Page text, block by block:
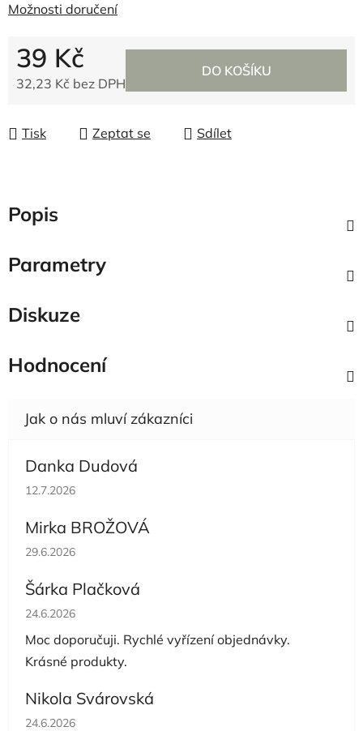
Možnosti doručení
39 Kč
32,23 Kč bez DPH
DO KOŠÍKU
Tisk Zeptat se Sdílet
Popis
Parametry
Diskuze
Hodnocení
Danka Dudová
Hodnocení obchodu je 5 z 5 hvězdiček.
12.7.2026
Mirka BROŽOVÁ
Hodnocení obchodu je 5 z 5 hvězdiček.
29.6.2026
Šárka Plačková
Hodnocení obchodu je 5 z 5 hvězdiček.
24.6.2026
Moc doporučuji. Rychlé vyřízení objednávky.
Krásné produkty.
Nikola Svárovská
Hodnocení obchodu je 5 z 5 hvězdiček.
24.6.2026